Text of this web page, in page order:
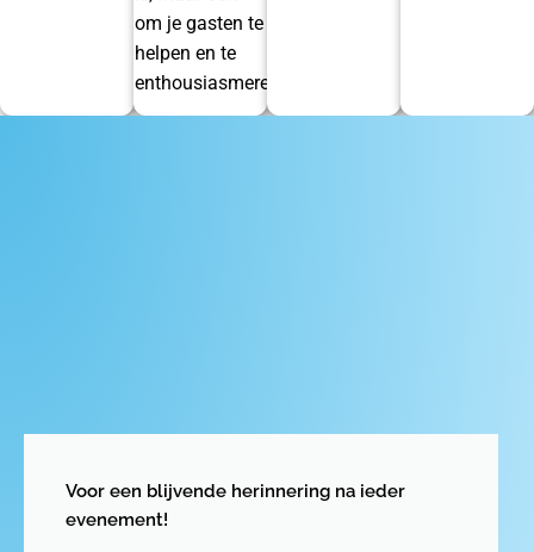
om je gasten te
helpen en te
enthousiasmeren.
Voor een blijvende herinnering na ieder
evenement!